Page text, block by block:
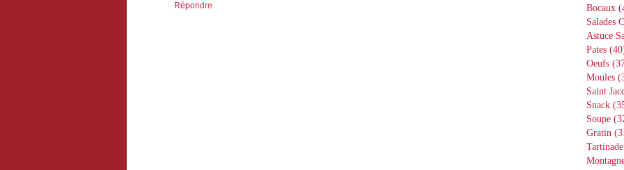
Répondre
Bocaux
Salades
Astuce
Pates
Oeufs
Moules
Saint
Snack
Soupe
Gratin
Tartinade